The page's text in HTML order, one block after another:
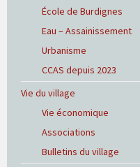
École de Burdignes
Eau – Assainissement
Urbanisme
CCAS depuis 2023
Vie du village
Vie économique
Associations
Bulletins du village